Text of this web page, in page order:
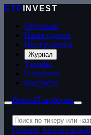
ETP
INVEST
Обучение
Наши сделки
Инструменты
Журнал
Тарифы
О проекте
Контакты
ВойтиПлатформа
Главная Анализ акций